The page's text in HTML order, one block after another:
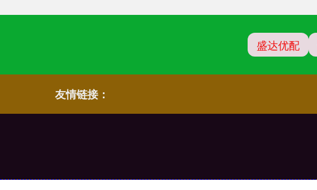
盛达优配
友情链接：